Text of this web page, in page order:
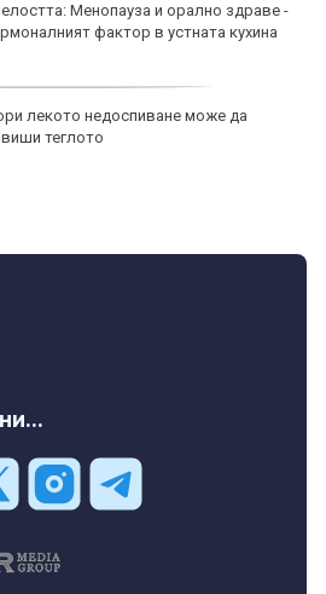
Менопауза и орално здраве -
фактор в устната кухина
лекото недоспиване може да
теглото